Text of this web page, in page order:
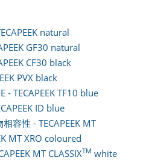
natural
GF30 natural
CF30 black
PVX black
- TECAPEEK TF10 blue
ID blue
容性 - TECAPEEK MT
MT XRO coloured
MT CLASSIXTM white